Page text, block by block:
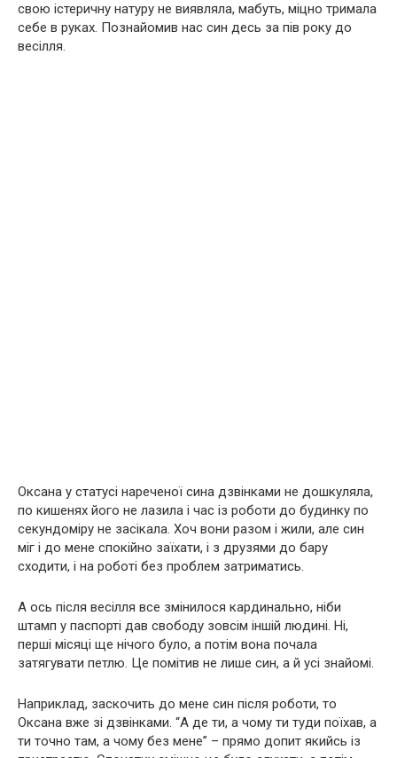
свою істеричну натуру не виявляла, мабуть, міцно тримала
себе в руках. Познайомив нас син десь за пів року до
весілля.
Оксана у статусі нареченої сина дзвінками не дошкуляла,
по кишенях його не лазила і час із роботи до будинку по
секундоміру не засікала. Хоч вони разом і жили, але син
міг і до мене спокійно заїхати, і з друзями до бару
сходити, і на роботі без проблем затриматись.
А ось після весілля все змінилося кардинально, ніби
штамп у паспорті дав свободу зовсім іншій людині. Ні,
перші місяці ще нічого було, а потім вона почала
затягувати петлю. Це помітив не лише син, а й усі знайомі.
Наприклад, заскочить до мене син після роботи, то
Оксана вже зі дзвінками. “А де ти, а чому ти туди поїхав, а
ти точно там, а чому без мене” – прямо допит якийсь із